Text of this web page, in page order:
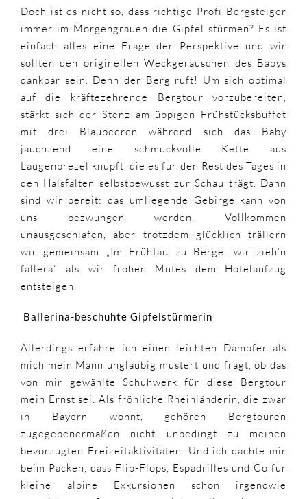
Doch ist es nicht so, dass richtige Profi-Bergsteiger
immer im Morgengrauen die Gipfel stürmen? Es ist
einfach alles eine Frage der Perspektive und wir
sollten den originellen Weckgeräuschen des Babys
dankbar sein. Denn der Berg ruft! Um sich optimal
auf die kräftezehrende Bergtour vorzubereiten,
stärkt sich der Stenz am üppigen Frühstücksbuffet
mit drei Blaubeeren während sich das Baby
jauchzend eine schmuckvolle Kette aus
Laugenbrezel knüpft, die es für den Rest des Tages in
den Halsfalten selbstbewusst zur Schau trägt. Dann
sind wir bereit: das umliegende Gebirge kann von
uns bezwungen werden. Vollkommen
unausgeschlafen, aber trotzdem glücklich trällern
wir gemeinsam „Im Frühtau zu Berge, wir zieh’n
fallera“ als wir frohen Mutes dem Hotelaufzug
entsteigen.
Ballerina-beschuhte Gipfelstürmerin
Allerdings erfahre ich einen leichten Dämpfer als
mich mein Mann ungläubig mustert und fragt, ob das
von mir gewählte Schuhwerk für diese Bergtour
mein Ernst sei. Als fröhliche Rheinländerin, die zwar
in Bayern wohnt, gehören Bergtouren
zugegebenermaßen nicht unbedingt zu meinen
bevorzugten Freizeitaktivitäten. Und ich dachte mir
beim Packen, dass Flip-Flops, Espadrilles und Co für
kleine alpine Exkursionen schon irgendwie